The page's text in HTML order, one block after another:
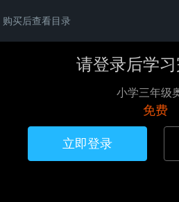
购买后查看目录
请登录后学
小学三年级
免费
立即登录